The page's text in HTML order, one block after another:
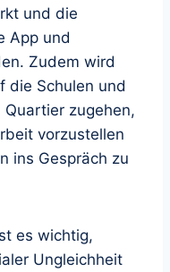
und die
App und
Zudem wird
die Schulen und
zugehen,
vorzustellen
ins Gespräch zu
es wichtig,
Ungleichheit